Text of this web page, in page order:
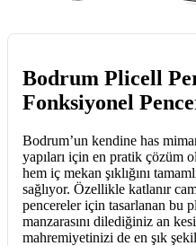
Bodrum Plicell
Fonksiyonel
Bodrum’un kendine has
yapıları için en pratik çözüm
hem iç mekan şıklığını
sağlıyor. Özellikle katlanır
pencereler için tasarlanan bu
manzarasını dilediğiniz an
mahremiyetinizi de en şık